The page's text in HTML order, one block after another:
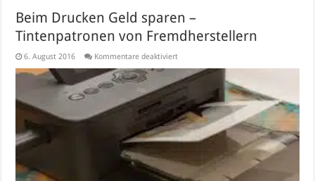
Beim Drucken Geld sparen –
Tintenpatronen von Fremdherstellern
6. August 2016 Kommentare deaktiviertfür
Drucken
Geld
sparen
–
Tintenpatronen
von
Fremdherstellern